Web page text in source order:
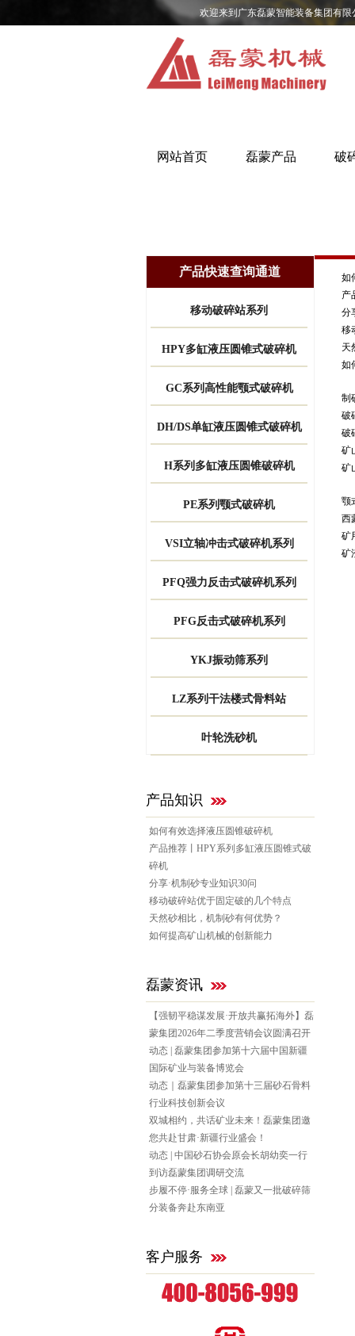
欢迎来到广东磊蒙智能装备集团有
网站首页 磊蒙产品 破
产品快速查询通道
移动破碎站系列
HPY多缸液压圆锥式破碎机
GC系列高性能颚式破碎机
DH/DS单缸液压圆锥式破碎机
H系列多缸液压圆锥破碎机
PE系列颚式破碎机
VSI立轴冲击式破碎机系列
PFQ强力反击式破碎机系列
PFG反击式破碎机系列
YKJ振动筛系列
LZ系列干法楼式骨料站
叶轮洗砂机
产品知识
如何有效选择液压圆锥破碎机
产品推荐丨HPY系列多缸液压圆锥式破
碎机
分享·机制砂专业知识30问
移动破碎站优于固定破的几个特点
天然砂相比，机制砂有何优势？
如何提高矿山机械的创新能力
磊蒙资讯
【强韧平稳谋发展·开放共赢拓海外】磊
蒙集团2026年二季度营销会议圆满召开
动态 | 磊蒙集团参加第十六届中国新疆
国际矿业与装备博览会
动态｜磊蒙集团参加第十三届砂石骨料
行业科技创新会议
双城相约，共话矿业未来！磊蒙集团邀
您共赴甘肃·新疆行业盛会！
动态 | 中国砂石协会原会长胡幼奕一行
到访磊蒙集团调研交流
步履不停·服务全球 | 磊蒙又一批破碎筛
分装备奔赴东南亚
客户服务
如
产
分
移
天
如
制
破
破
矿
矿
颚
西
矿
矿